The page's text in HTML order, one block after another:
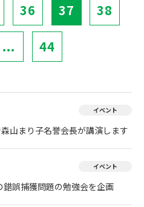
36 37 38
... 44
イベント
山まり子名誉会長が講演します
イベント
誤捕獲問題の勉強会を企画